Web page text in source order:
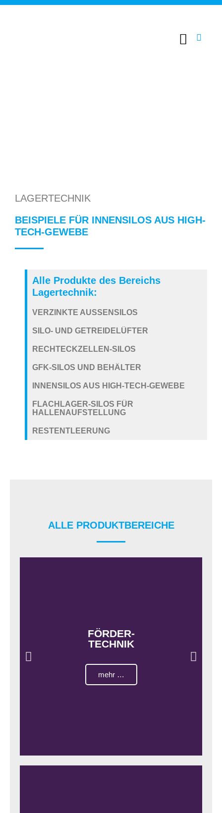
LAGERTECHNIK
BEISPIELE FÜR INNENSILOS AUS HIGH-
TECH-GEWEBE
Alle Produkte des Bereichs
Lagertechnik:
VERZINKTE AUSSENSILOS
SILO- UND GETREIDELÜFTER
RECHTECKZELLEN-SILOS
GFK-SILOS UND BEHÄLTER
INNENSILOS AUS HIGH-TECH-GEWEBE
FLACHLAGER-SILOS FÜR
HALLENAUFSTELLUNG
RESTENTLEERUNG
ALLE PRODUKTBEREICHE
FÖRDER-
TECHNIK
mehr …